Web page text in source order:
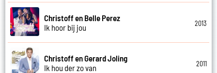
Christoff en Belle Perez
Ik hoor bij jou
2013
Christoff en Gerard Joling
Ik hou der zo van
2011